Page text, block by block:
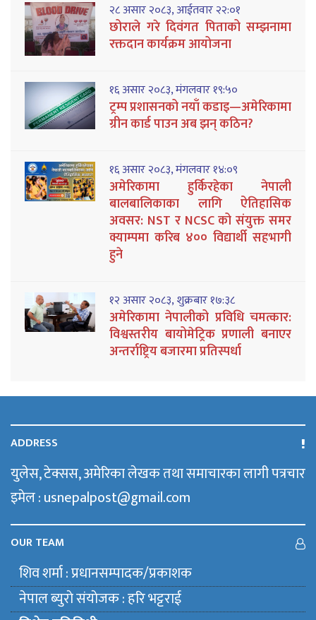
२८ असार २०८३, आईतवार २२:०१
छोराले गरे दिवंगत पिताको सम्झनामा
रक्तदान कार्यक्रम आयोजना
१६ असार २०८३, मंगलवार १९:५०
ट्रम्प प्रशासनको नयाँ कडाइ—अमेरिकामा
ग्रीन कार्ड पाउन अब झन् कठिन?
१६ असार २०८३, मंगलवार १४:०९
अमेरिकामा हुर्किरहेका नेपाली
बालबालिकाका लागि ऐतिहासिक
अवसर: NST र NCSC को संयुक्त समर
क्याम्पमा करिब ४०० विद्यार्थी सहभागी
हुने
१२ असार २०८३, शुक्रबार १७:३८
अमेरिकामा नेपालीको प्रविधि चमत्कार:
विश्वस्तरीय बायोमेट्रिक प्रणाली बनाएर
अन्तर्राष्ट्रिय बजारमा प्रतिस्पर्धा
ADDRESS
युलेस, टेक्सस, अमेरिका लेखक तथा समाचारका लागी पत्रचार
इमेल : usnepalpost@gmail.com
OUR TEAM
शिव शर्मा : प्रधानसम्पादक/प्रकाशक
नेपाल ब्युराे संयाेजक : हरि भट्टराई